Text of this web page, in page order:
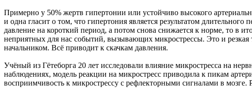
Примерно у 50% жертв гипертонии или устойчиво высокого
и одна гласит о том, что гипертония является результатом
давление на короткий период, а потом снова снижается к норме, то в
неприятных для нас событий, вызывающих микрострессы. Это и резкая
начальником. Всё приводит к скачкам давления.
Учёный из Гётеборга 20 лет исследовали влияние микростресса на
наблюдениях, модель реакции на микростресс приводила к пикам
восприимчивость к микрострессу с рефлекторными сигналами в мозге.